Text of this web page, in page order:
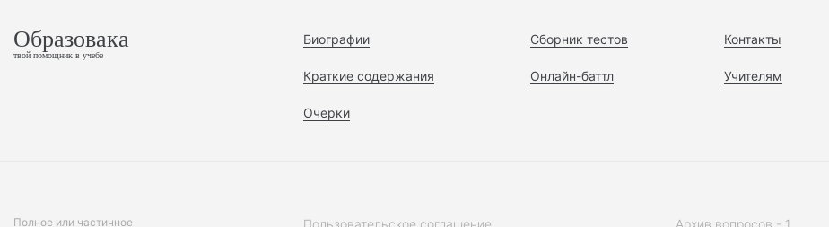
Образовака
твой помощник в учебе
Биографии
Краткие содержания
Очерки
Сборник тестов
Онлайн-баттл
Контакты
Учителям
Полное или частичное Пользовательское соглашение Архив вопросов - 1